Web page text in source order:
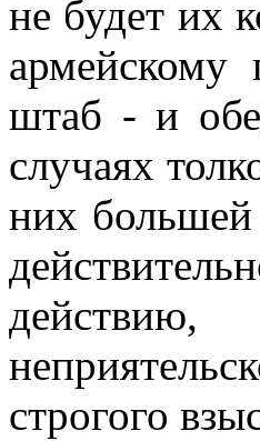
не будет их
армейскому
штаб - и
случаях
них
строгого